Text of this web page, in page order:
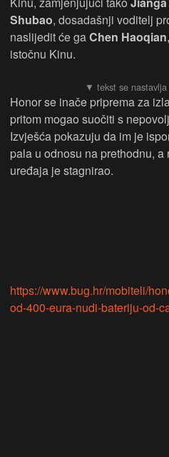
Shubao, dosadašnji voditelj
naslijedit će gaChen Haoqian
istočnu Kinu.
Honor se inače priprema za
pritom mogao suočiti s
Izvješća pokazuju da im je
pala u odnosu na prethodnu,
uređaja je stagnirao.
https://www.bug.hr/mobiteli/
od-400-eura-nudi-bateriju-od-